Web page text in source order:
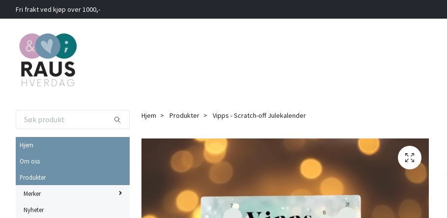
Fri frakt ved kjøp over 1000,-
Hjem
Om oss
Produkter
Merker
Nyheter
Hjem Produkter Vipps - Scratch-off Julekalender